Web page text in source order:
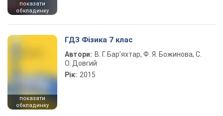
показати
обкладинку
показати
обкладинку
ГДЗ Фізика 7 клас
Автори: В. Г. Бар’яхтар, Ф. Я. Божинова, С.
О. Довгий
Рік: 2015